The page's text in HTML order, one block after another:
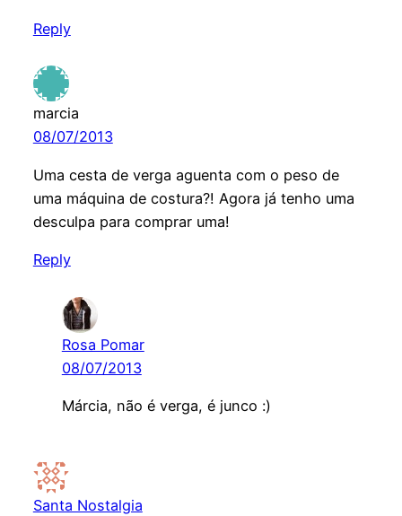
Reply
marcia
08/07/2013
Uma cesta de verga aguenta com o peso de
uma máquina de costura?! Agora já tenho uma
desculpa para comprar uma!
Reply
Rosa Pomar
08/07/2013
Márcia, não é verga, é junco :)
Santa Nostalgia